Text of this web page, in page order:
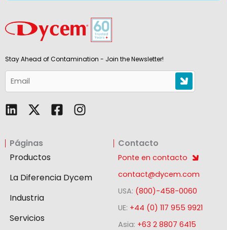
Stay Ahead of Contamination - Join the Newsletter!
L
i
k
e
d
i
n
F
a
o
o
I
n
g
r
Páginas
Productos
La Diferencia Dycem
Industria
Servicios
Contacto
Ponte en contacto
contact@dycem.com
USA: (800)-458-0060
UE: +44 (0) 117 955 9921
Asia: +63 2 8807 6415